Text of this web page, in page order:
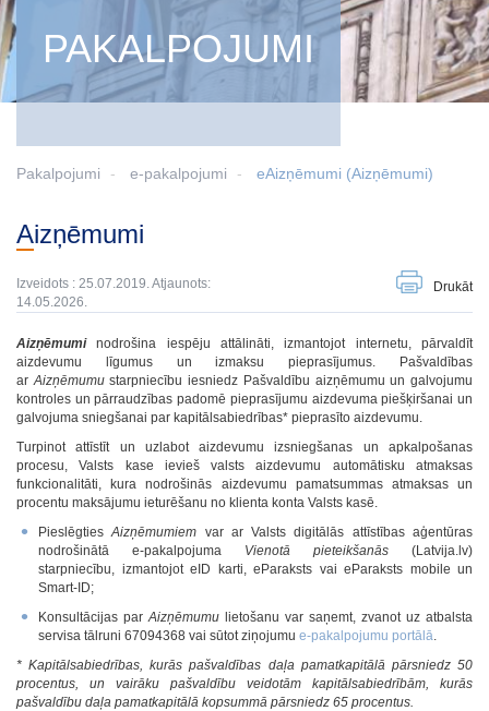
PAKALPOJUMI
Pakalpojumi e-pakalpojumi eAizņēmumi (Aizņēmumi)
Aizņēmumi
Izveidots : 25.07.2019. Atjaunots:
14.05.2026.
Drukāt
Aizņēmuminodrošina iespēju attālināti, izmantojot internetu, pārvaldīt
aizdevumu līgumus un izmaksu pieprasījumus. Pašvaldības
arAizņēmumustarpniecību iesniedz Pašvaldību aizņēmumu un galvojumu
kontroles un pārraudzības padomē pieprasījumu aizdevuma piešķiršanai un
galvojuma sniegšanai par kapitālsabiedrības* pieprasīto aizdevumu.
Turpinot attīstīt un uzlabot aizdevumu izsniegšanas un apkalpošanas
procesu, Valsts kase ievieš valsts aizdevumu automātisku atmaksas
funkcionalitāti, kura nodrošinās aizdevumu pamatsummas atmaksas un
procentu maksājumu ieturēšanu no klienta konta Valsts kasē.
PieslēgtiesAizņēmumiem var ar Valsts digitālās attīstības aģentūras
nodrošinātā e-pakalpojuma Vienotā pieteikšanās (Latvija.lv)
starpniecību, izmantojot eID karti, eParaksts vai eParaksts mobile un
Smart-ID;
Konsultācijas parAizņēmumu lietošanu var saņemt, zvanot uz atbalsta
servisa tālruni 67094368 vai sūtot ziņojumu e-pakalpojumu portālā.
* Kapitālsabiedrības, kurās pašvaldības daļa pamatkapitālā pārsniedz 50
procentus, un vairāku pašvaldību veidotām kapitālsabiedrībām, kurās
pašvaldību daļa pamatkapitālā kopsummā pārsniedz 65 procentus.